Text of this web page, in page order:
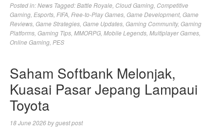
Posted in:News Tagged:Battle Royale Cloud Gaming Competitive
Gaming Esports FIFA Free-to-Play Games Game Development, Game
Reviews Game Strategies Game Updates Gaming Community, Gaming
Platforms Gaming Tips MMORPG Mobile Legends Multiplayer Games
Online Gaming PES
Saham Softbank Melonjak,
Kuasai Pasar Jepang Lampaui
Toyota
18 June 2026byguest post